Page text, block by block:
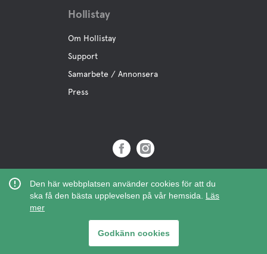
Den här webbplatsen använder cookies för att du
ska få den bästa upplevelsen på vår hemsida. Läs
mer
Godkänn cookies
Hollistay
Om Hollistay
Support
Samarbete / Annonsera
Press
Org.Nr: 559121-9463